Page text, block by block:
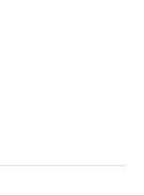
位置。 如果产
堵塞。 如果有
替多样化的饮
，过健康的生
。 存放在室温
产品依要求储
HK$500，即
满HK$500需
安排发货。
响。 当八号烈
送货服务时间
况再作最后确